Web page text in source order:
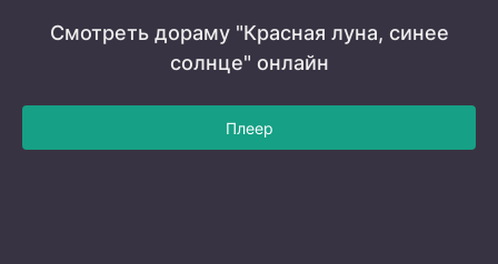
Смотреть дораму "Красная луна, синее
солнце" онлайн
Плеер